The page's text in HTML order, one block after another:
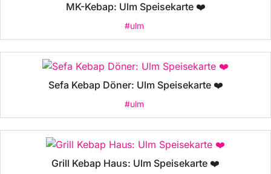
MK-Kebap: Ulm Speisekarte ❤️
#ulm
Sefa Kebap Döner: Ulm Speisekarte ❤️
#ulm
Grill Kebap Haus: Ulm Speisekarte ❤️